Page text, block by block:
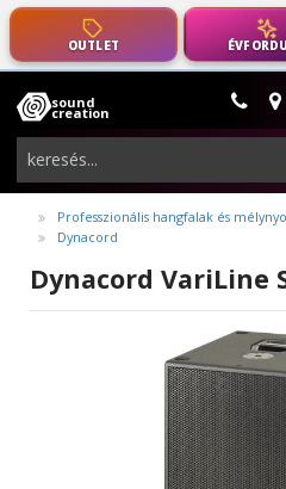
OUTLET
sound
creation
hangszerek,
pro-
audio
felszerelés
Professzionális hangfalak és
Dynacord
Dynacord VariLine